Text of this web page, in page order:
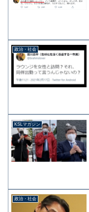
政治・社会
KSLマガジン
政治・社会